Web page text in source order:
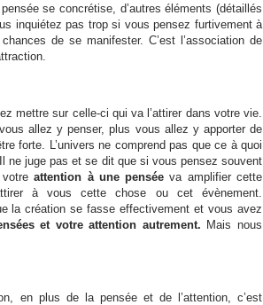
se concrétise, d’autres éléments (détaillés
inquiétez pas trop si vous pensez furtivement à
de se manifester. C’est l’association de
mettre sur celle-ci qui va l’attirer dans votre vie.
allez y penser, plus vous allez y apporter de
forte. L’univers ne comprend pas que ce à quoi
ne juge pas et se dit que si vous pensez souvent
votreattention à une pensée va amplifier cette
à vous cette chose ou cet évènement.
la création se fasse effectivement et vous avez
et votre attention autrement. Mais nous
en plus de la pensée et de l’attention, c’est